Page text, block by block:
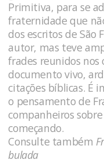
Primitiva, para se
fraternidade que
dos escritos de São
autor, mas teve
frades reunidos nos
documento vivo,
citações bíblicas. É
o pensamento de
companheiros
começando.
Consulte também
bulada